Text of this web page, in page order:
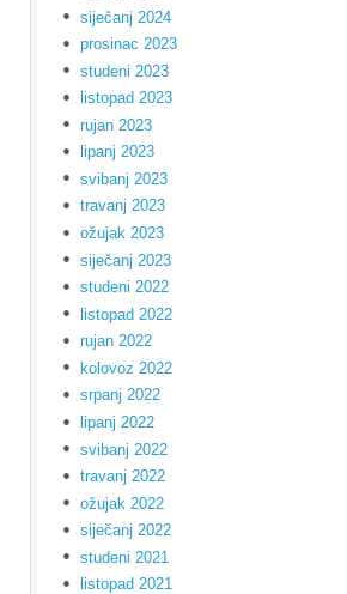
siječanj 2024
prosinac 2023
studeni 2023
listopad 2023
rujan 2023
lipanj 2023
svibanj 2023
travanj 2023
ožujak 2023
siječanj 2023
studeni 2022
listopad 2022
rujan 2022
kolovoz 2022
srpanj 2022
lipanj 2022
svibanj 2022
travanj 2022
ožujak 2022
siječanj 2022
studeni 2021
listopad 2021